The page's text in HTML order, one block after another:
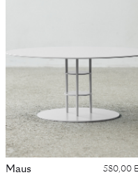
Maus 580,00